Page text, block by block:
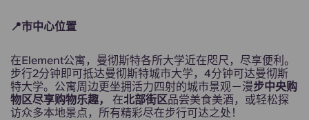
📍市中心位置
在Element公寓，曼彻斯特各所大学近在咫尺，尽享便利。
步行2分钟即可抵达曼彻斯特城市大学，4分钟可达曼彻斯
特大学。公寓周边更坐拥活力四射的城市景观－漫步中央购
物区尽享购物乐趣， 在北部街区品尝美食美酒，或轻松探
访众多本地景点，所有精彩尽在步行可达之处！